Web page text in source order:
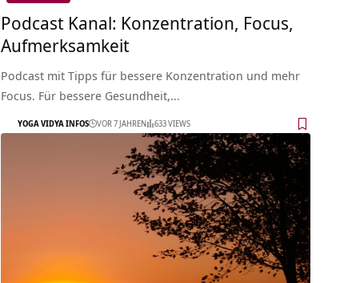
Podcast Kanal: Konzentration, Focus,
Aufmerksamkeit
Podcast mit Tipps für bessere Konzentration und mehr
Focus. Für bessere Gesundheit,…
YOGA VIDYA INFOS VOR 7 JAHREN 633 VIEWS